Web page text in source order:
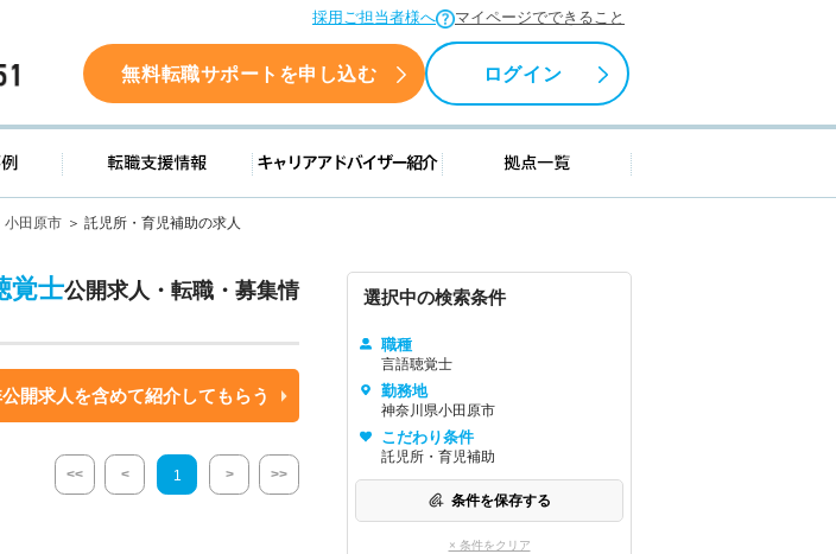
採用ご担当者様へ マイページでできること
0120-941-651 無料転職サポートを申し込む ログイン
転職成功事例 転職支援情報 キャリアアドバイザー紹介 拠点一覧
小田原市 託児所・育児補助の求人
覚士公開求人・転職・募集情
開求人を含めて紹介してもらう
<< < 1 > >>
選択中の検索条件
職種
言語聴覚士
勤務地
神奈川県小田原市
こだわり条件
託児所・育児補助
条件を保存する
× 条件をクリア